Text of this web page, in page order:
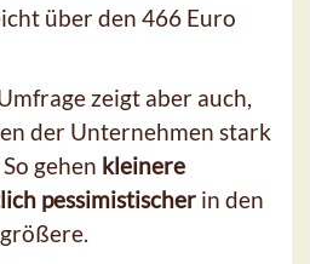
über den 466 Euro
zeigt aber auch,
der Unternehmen stark
gehen kleinere
pessimistischer in den